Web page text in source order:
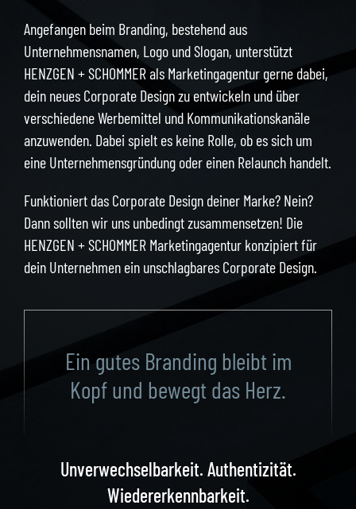
Angefangen beim Branding, bestehend aus
Unternehmensnamen, Logo und Slogan, unterstützt
HENZGEN + SCHOMMER als Marketingagentur gerne dabei,
dein neues Corporate Design zu entwickeln und über
verschiedene Werbemittel und Kommunikationskanäle
anzuwenden. Dabei spielt es keine Rolle, ob es sich um
eine Unternehmensgründung oder einen Relaunch handelt.
Funktioniert das Corporate Design deiner Marke? Nein?
Dann sollten wir uns unbedingt zusammensetzen! Die
HENZGEN + SCHOMMER Marketingagentur konzipiert für
dein Unternehmen ein unschlagbares Corporate Design.
Ein gutes Branding bleibt im
Kopf und bewegt das Herz.
Unverwechselbarkeit. Authentizität.
Wiedererkennbarkeit.